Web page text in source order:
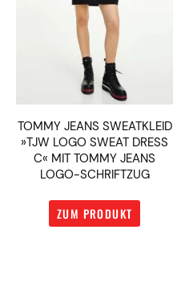
TOMMY JEANS SWEATKLEID
»TJW LOGO SWEAT DRESS
C« MIT TOMMY JEANS
LOGO-SCHRIFTZUG
ZUM PRODUKT